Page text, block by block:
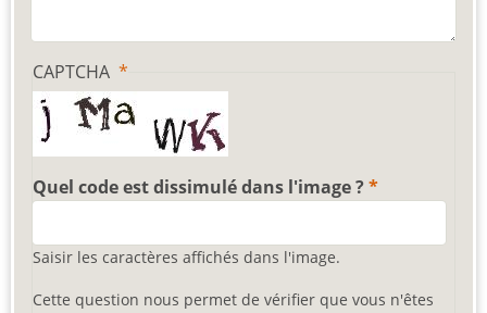
CAPTCHA
Quel code est dissimulé dans l'image ?
Saisir les caractères affichés dans l'image.
Cette question nous permet de vérifier que vous n'êtes